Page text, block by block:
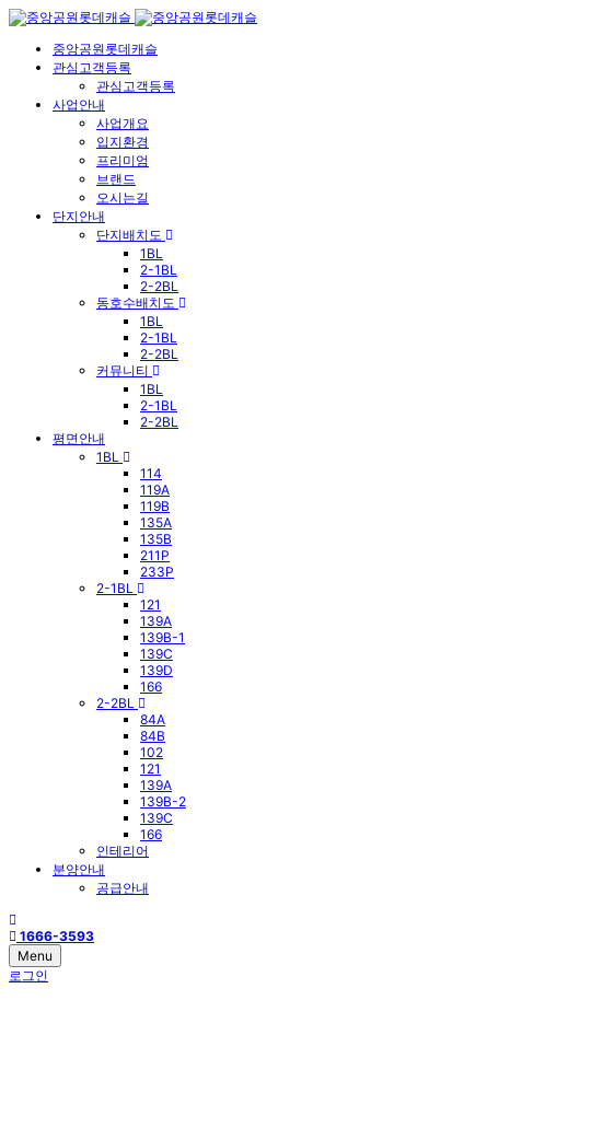
중앙공원롯데캐슬
관심고객등록
관심고객등록
사업안내
사업개요
입지환경
프리미엄
브랜드
오시는길
단지안내
단지배치도
1BL
2-1BL
2-2BL
동호수배치도
1BL
2-1BL
2-2BL
커뮤니티
1BL
2-1BL
2-2BL
평면안내
1BL
114
119A
119B
135A
135B
211P
233P
2-1BL
121
139A
139B-1
139C
139D
166
2-2BL
84A
84B
102
121
139A
139B-2
139C
166
인테리어
분양안내
공급안내
1666-3593
Menu
로그인